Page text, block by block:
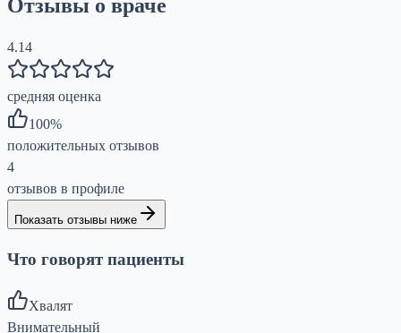
Отзывы о враче
4.14
средняя оценка
100%
положительных отзывов
4
отзывов в профиле
Показать отзывы ниже
Что говорят пациенты
Хвалят
Внимательный